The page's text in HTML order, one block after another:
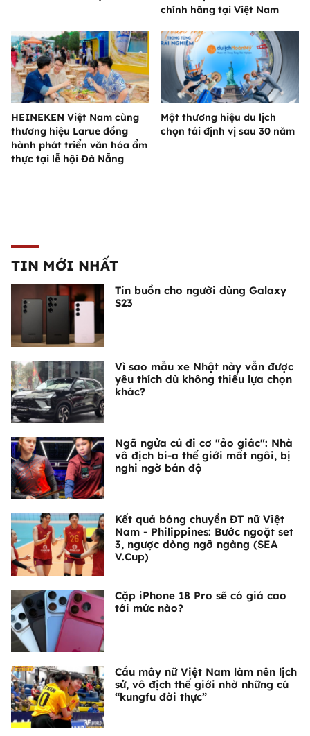
chính hãng tại Việt Nam
HEINEKEN Việt Nam cùng
thương hiệu Larue đồng
hành phát triển văn hóa ẩm
thực tại lễ hội Đà Nẵng
Một thương hiệu du lịch
chọn tái định vị sau 30 năm
TIN MỚI NHẤT
Tin buồn cho người dùng Galaxy
S23
Vì sao mẫu xe Nhật này vẫn được
yêu thích dù không thiếu lựa chọn
khác?
Ngã ngửa cú đi cơ "ảo giác": Nhà
vô địch bi-a thế giới mất ngôi, bị
nghi ngờ bán độ
Kết quả bóng chuyền ĐT nữ Việt
Nam - Philippines: Bước ngoặt set
3, ngược dòng ngỡ ngàng (SEA
V.Cup)
Cặp iPhone 18 Pro sẽ có giá cao
tới mức nào?
Cầu mây nữ Việt Nam làm nên lịch
sử, vô địch thế giới nhờ những cú
“kungfu đời thực”